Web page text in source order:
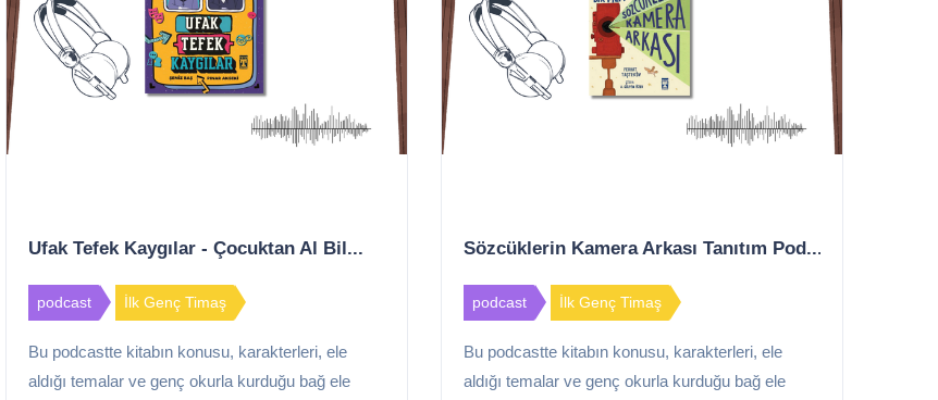
Ufak Tefek Kaygılar - Çocuktan Al Bil...
podcast İlk Genç Timaş
Bu podcastte kitabın konusu, karakterleri, ele
aldığı temalar ve genç okurla kurduğu bağ ele
Sözcüklerin Kamera Arkası Tanıtım Pod...
podcast İlk Genç Timaş
Bu podcastte kitabın konusu, karakterleri, ele
aldığı temalar ve genç okurla kurduğu bağ ele